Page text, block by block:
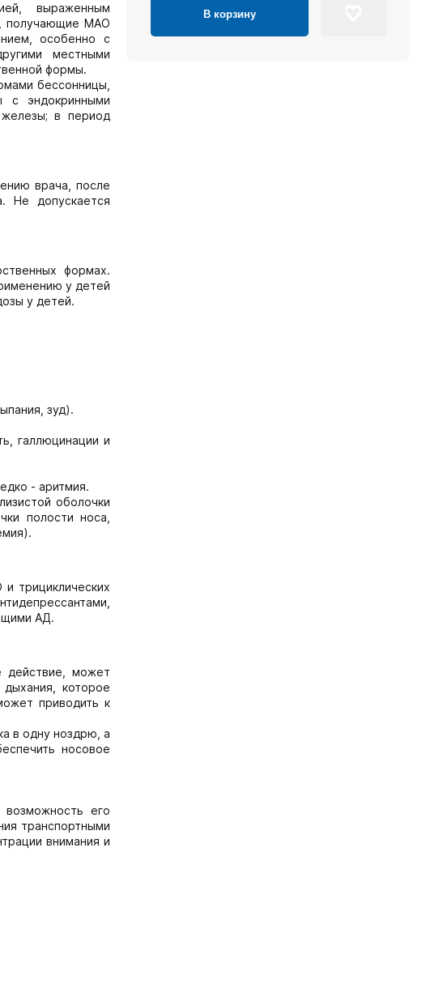
выраженным
получающие МАО
особенно с
местными
формы.
бессонницы,
с эндокринными
железы; в период
врача, после
Не допускается
формах.
у детей
у детей.
зуд).
галлюцинации и
- аритмия.
оболочки
полости носа,
трициклических
АД.
действие, может
дыхания, которое
приводить к
в одну ноздрю, а
носовое
его
транспортными
внимания и
В корзину